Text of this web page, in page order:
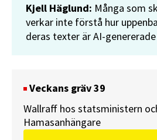
Kjell Häglund: Många som
verkar inte förstå hur
deras texter är AI-genererade
Veckans gräv 39
Wallraff hos statsministern
Hamasanhängare